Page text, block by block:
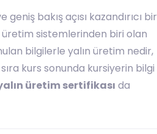
bakış açısı kazandırıcı bir
sistemlerinden biri olan
bilgilerle yalın üretim nedir,
sıra kurs sonunda kursiyerin bilgi
üretim sertifikası da